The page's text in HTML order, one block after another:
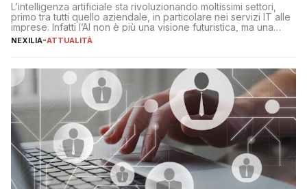
L’intelligenza artificiale sta rivoluzionando moltissimi settori,
primo tra tutti quello aziendale, in particolare nei servizi IT alle
imprese. Infatti l’AI non è più una visione futuristica, ma una
realtà operativa che sta portando a un cambio significativo in
operazioni, bensì comporta […]
NEXILIA-ATTUALITÀ